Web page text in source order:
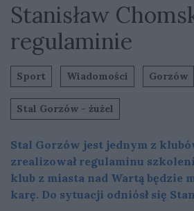
Stanisław
regulaminie
Sport Wiadomości Gorzów
Stal Gorzów - żużel
Stal Gorzów jest jednym z
zrealizował regulaminu
klub z miasta nad Wartą będzie
karę. Do sytuacji odniósł się